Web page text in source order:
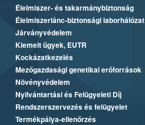
Élelmiszer- és takarmánybiztonság
Élelmiszerlánc-biztonsági laborhálózat
Járványvédelem
Kiemelt ügyek, EUTR
Kockázatkezelés
Mezőgazdasági genetikai erőforrások
Növényvédelem
Nyilvántartási és Felügyeleti Díj
Rendszerszervezés és felügyelet
Termékpálya-ellenőrzés